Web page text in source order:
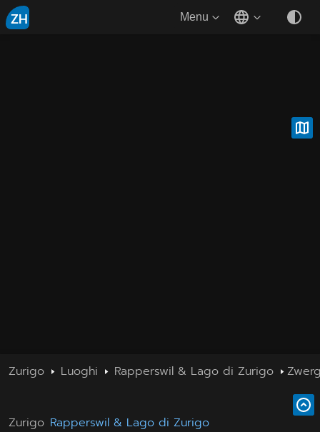
ZH Menu
Zurigo Luoghi Rapperswil & Lago di Zurigo
Zurigo Rapperswil & Lago di Zurigo